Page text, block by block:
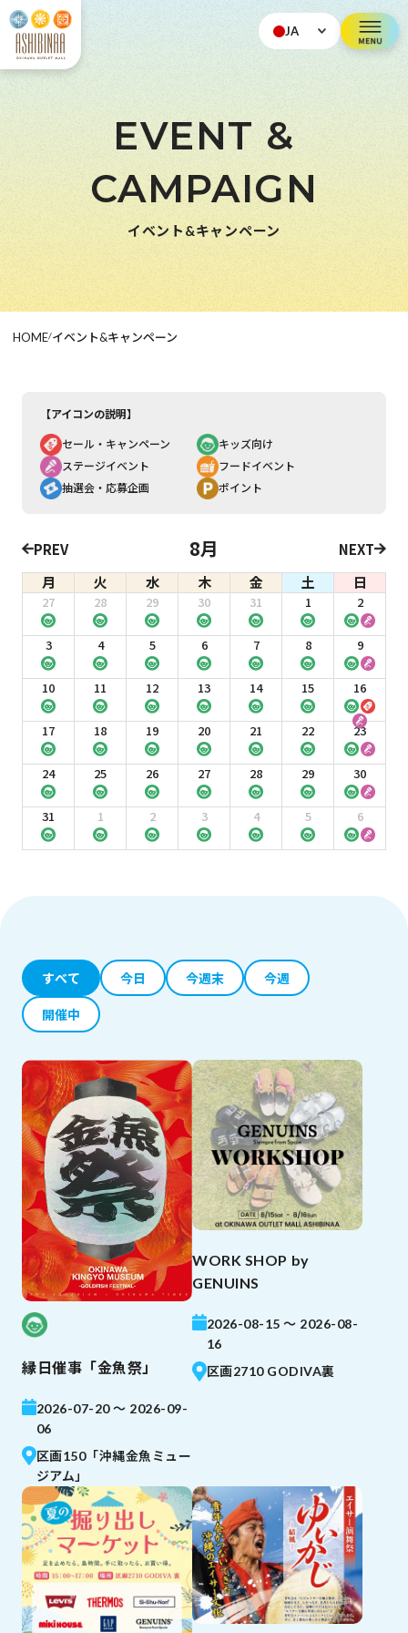
JA
EVENT &
CAMPAIGN
イベント&キャンペーン
HOME/イベント&キャンペーン
【アイコンの説明】
セール・キャンペーン
キッズ向け
ステージイベント
フードイベント
抽選会・応募企画
ポイント
PREV 8月 NEXT
月 火 水 木 金 土 日
27 28 29 30 31 1 2
3 4 5 6 7 8 9
10 11 12 13 14 15 16
17 18 19 20 21 22 23
24 25 26 27 28 29 30
31 1 2 3 4 5 6
すべて 今日 今週末 今週
開催中
縁日催事「金魚祭」
2026-07-20 ～ 2026-09-
06
区画150「沖縄金魚ミュー
ジアム」
WORK SHOP by
GENUINS
2026-08-15 ～ 2026-08-
16
区画2710 GODIVA裏